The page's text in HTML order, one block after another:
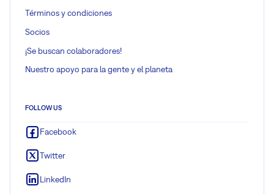
Términos y condiciones
Socios
¡Se buscan colaboradores!
Nuestro apoyo para la gente y el planeta
FOLLOW US
Facebook
Twitter
LinkedIn